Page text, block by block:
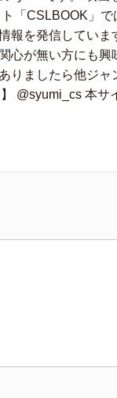
「CSLBOOK」
報を発信していま
心が無い方にも
りましたら他ジャ
@syumi_cs 本サ